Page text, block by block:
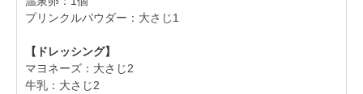
プリンクルパウダー：大さじ1
【ドレッシング】
マヨネーズ：大さじ2
牛乳：大さじ2